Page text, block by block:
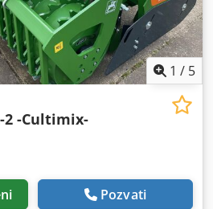
1 / 5
2 -Cultimix-
Pozvati